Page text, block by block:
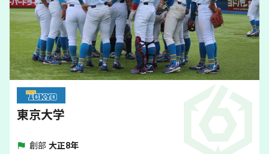
東京大学
創部 大正8年